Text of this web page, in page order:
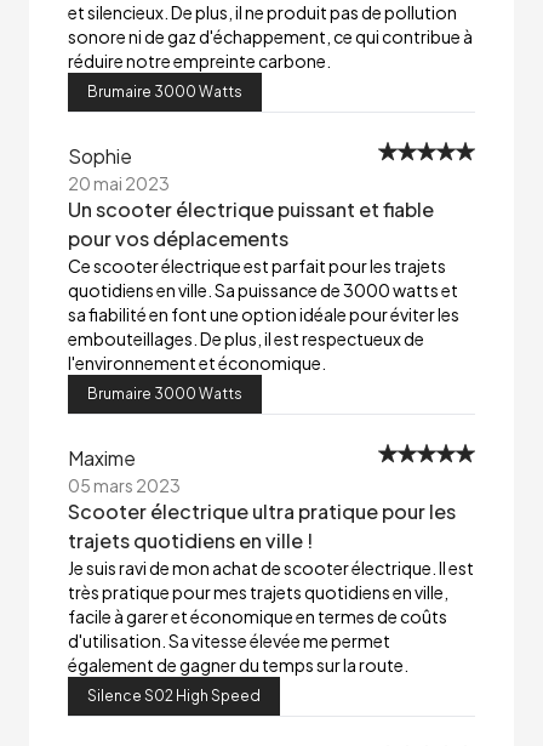
et silencieux. De plus, il ne produit pas de pollution
sonore ni de gaz d'échappement, ce qui contribue à
réduire notre empreinte carbone.
Brumaire 3000 Watts
Sophie
20 mai 2023
Un scooter électrique puissant et fiable
pour vos déplacements
Ce scooter électrique est parfait pour les trajets
quotidiens en ville. Sa puissance de 3000 watts et
sa fiabilité en font une option idéale pour éviter les
embouteillages. De plus, il est respectueux de
l'environnement et économique.
Brumaire 3000 Watts
Maxime
05 mars 2023
Scooter électrique ultra pratique pour les
trajets quotidiens en ville !
Je suis ravi de mon achat de scooter électrique. Il est
très pratique pour mes trajets quotidiens en ville,
facile à garer et économique en termes de coûts
d'utilisation. Sa vitesse élevée me permet
également de gagner du temps sur la route.
Silence S02 High Speed